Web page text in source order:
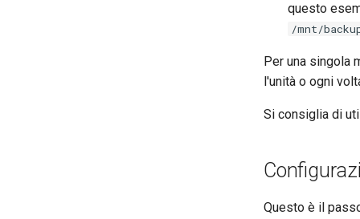
questo
/mnt/
Per una singola
l'unità o ogni
Si consiglia di
Questo è il